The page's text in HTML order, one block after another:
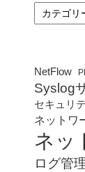
カ
テ
ゴ
NetFlow
Syslog
セキュリ
ネットワ
ネッ
ログ管理